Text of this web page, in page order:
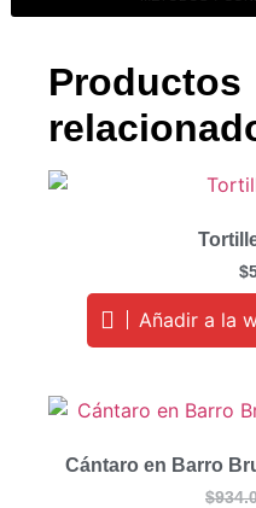
Productos
$
Añadir a la
Cántaro en Barro
$